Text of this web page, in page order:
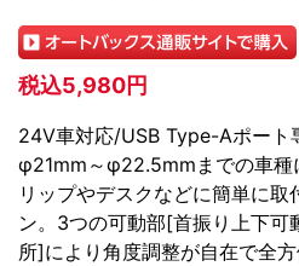
税込5,980円
24V車対応/USB Type-Aポート
φ21mm～φ22.5mmまでの車種
リップやデスクなどに簡単に
ン。3つの可動部[首振り上下
所]により角度調整が自在で全